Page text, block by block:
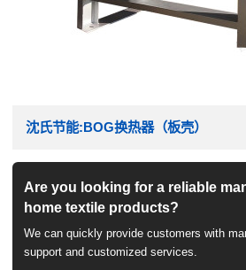
沈氏节能:BOG换热器（板壳）
Are you looking for a reliable
home textile products?
We can quickly provide customers with
support and customized services.